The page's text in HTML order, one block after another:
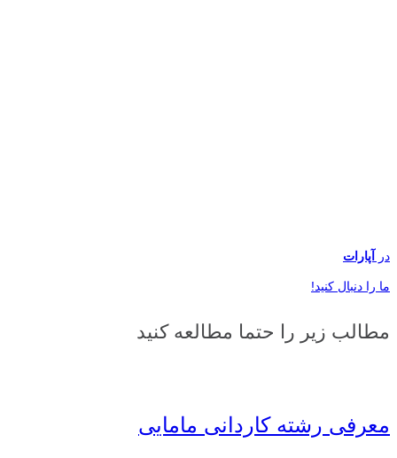
در آپارات
ما را دنبال کنید!
مطالب زیر را حتما مطالعه کنید
معرفی رشته کاردانی مامایی